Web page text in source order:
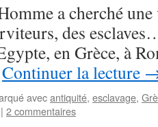
a cherché
des
en Grèce, à
Continuer la lecture
avecantiquité, esclavage,
| 2 commentaires